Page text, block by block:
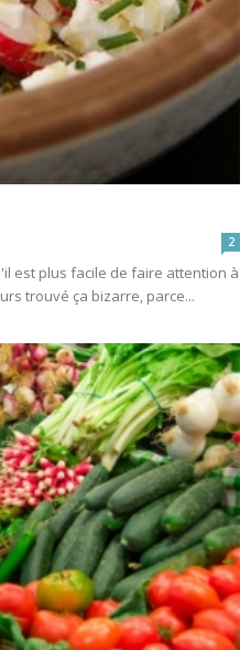
2
est plus facile de faire attention à
trouvé ça bizarre, parce...